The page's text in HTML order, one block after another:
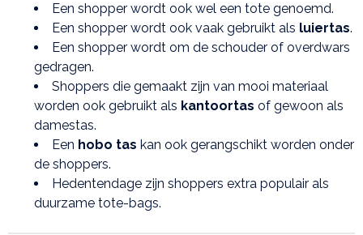
Een shopper wordt ook wel een tote genoemd.
Een shopper wordt ook vaak gebruikt als luiertas.
Een shopper wordt om de schouder of overdwars
gedragen.
Shoppers die gemaakt zijn van mooi materiaal
worden ook gebruikt als kantoortas of gewoon als
damestas.
Een hobo tas kan ook gerangschikt worden onder
de shoppers.
Hedentendage zijn shoppers extra populair als
duurzame tote-bags.